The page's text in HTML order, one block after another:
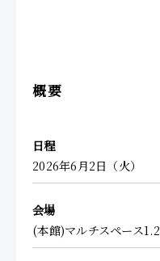
概要
日程
2026年6月2日（火）
会場
(本館)マルチスペース1.2